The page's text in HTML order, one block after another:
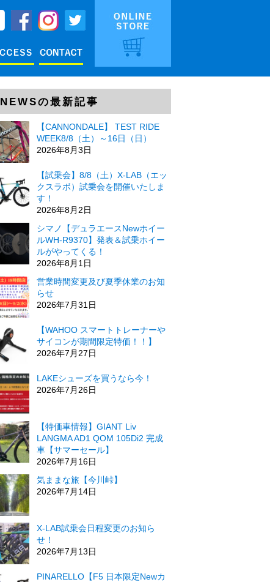
NEWSの最新記事
【CANNONDALE】 TEST RIDE
WEEK8/8（土）～16日（日）
2026年8月3日
【試乗会】8/8（土）X-LAB（エッ
クスラボ）試乗会を開催いたしま
す！
2026年8月2日
シマノ【デュラエースNewホイー
ルWH-R9370】発表＆試乗ホイー
ルがやってくる！
2026年8月1日
営業時間変更及び夏季休業のお知
らせ
2026年7月31日
【WAHOO スマートトレーナーや
サイコンが期間限定特価！！】
2026年7月27日
LAKEシューズを買うなら今！
2026年7月26日
【特価車情報】GIANT Liv
LANGMA AD1 QOM 105Di2 完成
車【サマーセール】
2026年7月16日
気ままな旅【今川峠】
2026年7月14日
X-LAB試乗会日程変更のお知ら
せ！
2026年7月13日
PINARELLO【F5 日本限定Newカ